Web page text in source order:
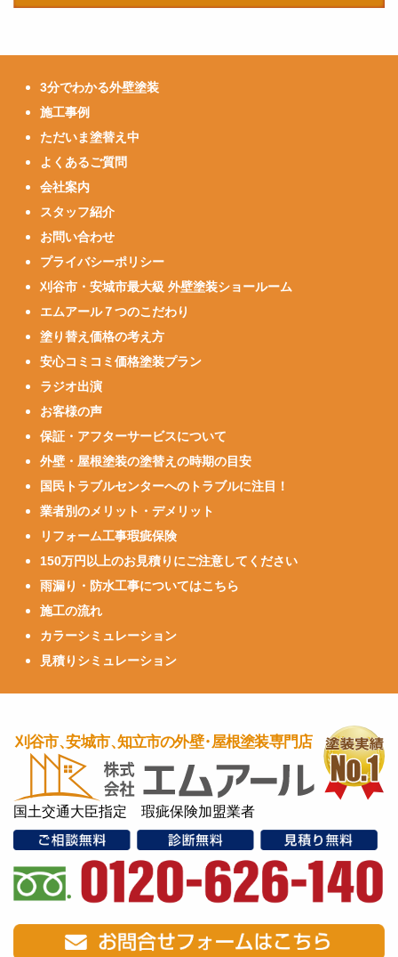
3分でわかる外壁塗装
施工事例
ただいま塗替え中
よくあるご質問
会社案内
スタッフ紹介
お問い合わせ
プライバシーポリシー
刈谷市・安城市最大級 外壁塗装ショールーム
エムアール７つのこだわり
塗り替え価格の考え方
安心コミコミ価格塗装プラン
ラジオ出演
お客様の声
保証・アフターサービスについて
外壁・屋根塗装の塗替えの時期の目安
国民トラブルセンターへのトラブルに注目！
業者別のメリット・デメリット
リフォーム工事瑕疵保険
150万円以上のお見積りにご注意してください
雨漏り・防水工事についてはこちら
施工の流れ
カラーシミュレーション
見積りシミュレーション
国土交通大臣指定 瑕疵保険加盟業者